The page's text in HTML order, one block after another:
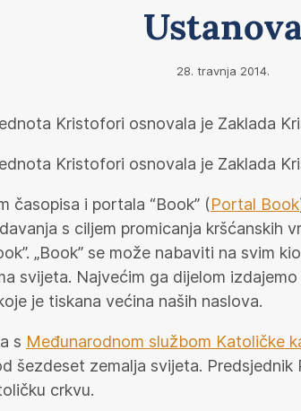
28. travnja 2014.
Kristofori osnovala je Zaklada
Kristofori osnovala je Zaklada
časopisa i portala “Book” (Portal Book
s ciljem promicanja kršćanskih
„Book” se može nabaviti na svim
svijeta. Najvećim ga dijelom
je tiskana većina naših naslova.
s Međunarodnom službom Katoličke
šezdeset zemalja svijeta.
crkvu.